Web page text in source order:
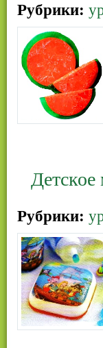
Рубрики:
Рубрики: